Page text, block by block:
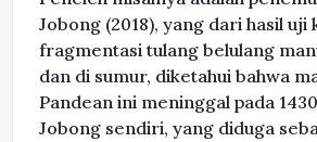
Jobong (2018), yang dari hasil uji
fragmentasi tulang belulang
dan di sumur, diketahui bahwa
Pandean ini meninggal pada
Jobong sendiri, yang diduga